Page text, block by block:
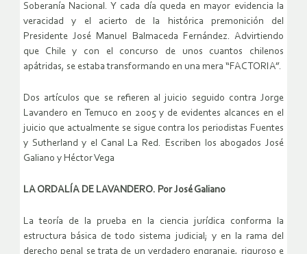
Soberanía Nacional. Y cada día queda en mayor evidencia la
veracidad y el acierto de la histórica premonición del
Presidente José Manuel Balmaceda Fernández. Advirtiendo
que Chile y con el concurso de unos cuantos chilenos
apátridas, se estaba transformando en una mera “FACTORIA”.
Dos artículos que se refieren al juicio seguido contra Jorge
Lavandero en Temuco en 2005 y de evidentes alcances en el
juicio que actualmente se sigue contra los periodistas Fuentes
y Sutherland y el Canal La Red. Escriben los abogados José
Galiano y Héctor Vega
LA ORDALÍA DE LAVANDERO. Por José Galiano
La teoría de la prueba en la ciencia jurídica conforma la
estructura básica de todo sistema judicial; y en la rama del
derecho penal se trata de un verdadero engranaje, riguroso e